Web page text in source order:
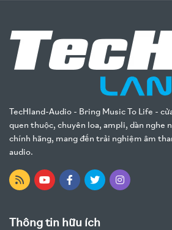
TecHland-Audio - Bring Music To Life -
quen thuộc, chuyên loa, ampli, dàn nghe
chính hãng, mang đến trải nghiệm âm
audio.
Thông tin hữu ích